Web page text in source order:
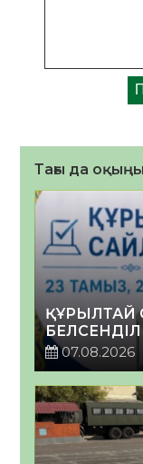
Тағы да
ҚҰРЫЛТАЙ
07.08.2026